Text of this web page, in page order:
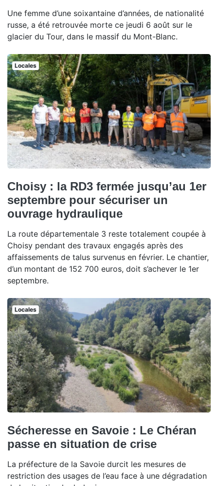
Une femme d’une soixantaine d’années, de nationalité
russe, a été retrouvée morte ce jeudi 6 août sur le
glacier du Tour, dans le massif du Mont-Blanc.
Locales
Choisy : la RD3 fermée jusqu’au 1er
septembre pour sécuriser un
ouvrage hydraulique
La route départementale 3 reste totalement coupée à
Choisy pendant des travaux engagés après des
affaissements de talus survenus en février. Le chantier,
d’un montant de 152 700 euros, doit s’achever le 1er
septembre.
Locales
Sécheresse en Savoie : Le Chéran
passe en situation de crise
La préfecture de la Savoie durcit les mesures de
restriction des usages de l’eau face à une dégradation